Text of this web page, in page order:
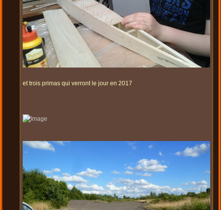
et trois primas qui verront le jour en 2017